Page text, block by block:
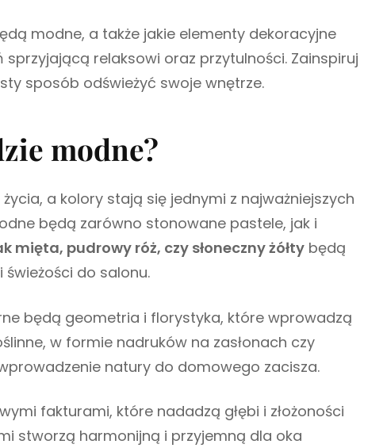
modne, a także jakie elementy dekoracyjne
relaksowi oraz przytulności. Zainspiruj
sposób odświeżyć swoje wnętrze.
modne?
a kolory stają się jednymi z najważniejszych
będą zarówno stonowane pastele, jak i
mięta, pudrowy róż, czy słoneczny żółty będą
do salonu.
będą geometria i florystyka, które wprowadzą
w formie nadruków na zasłonach czy
natury do domowego zacisza.
fakturami, które nadadzą głębi i złożoności
stworzą harmonijną i przyjemną dla oka